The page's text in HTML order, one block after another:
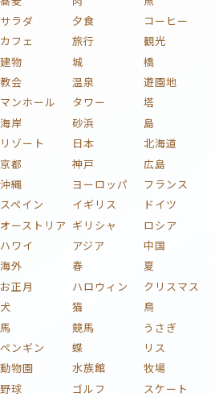
サラダ
夕食 コーヒー
カフェ
旅行 観光
建物
城 橋
教会
温泉 遊園地
マンホール
タワー 塔
海岸
砂浜 島
リゾート
日本 北海道
京都
神戸 広島
沖縄
ヨーロッパ フランス
スペイン
イギリス ドイツ
オーストリア ギリシャ ロシア
ハワイ
アジア 中国
海外
春 夏
お正月
ハロウィン クリスマス
犬
猫 鳥
馬
競馬 うさぎ
ペンギン
蝶 リス
動物園
水族館 牧場
野球
ゴルフ スケート